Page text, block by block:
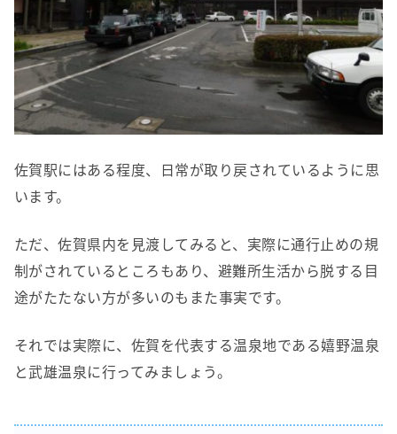
佐賀駅にはある程度、日常が取り戻されているように思
います。
ただ、佐賀県内を見渡してみると、実際に通行止めの規
制がされているところもあり、避難所生活から脱する目
途がたたない方が多いのもまた事実です。
それでは実際に、佐賀を代表する温泉地である嬉野温泉
と武雄温泉に行ってみましょう。